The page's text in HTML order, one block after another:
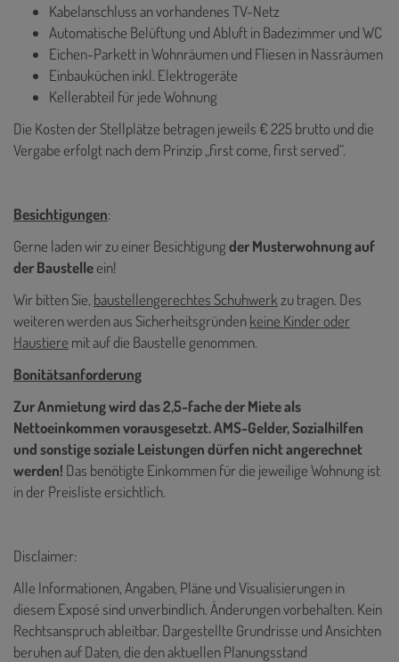
Kabelanschluss an vorhandenes TV-Netz
Automatische Belüftung und Abluft in Badezimmer und WC
Eichen-Parkett in Wohnräumen und Fliesen in Nassräumen
Einbauküchen inkl. Elektrogeräte
Kellerabteil für jede Wohnung
Die Kosten der Stellplätze betragen jeweils € 225 brutto und die
Vergabe erfolgt nach dem Prinzip „first come, first served“.
Besichtigungen:
Gerne laden wir zu einer Besichtigungder Musterwohnung auf
der Baustelleein!
Wir bitten Sie, baustellengerechtes Schuhwerkzu tragen. Des
weiteren werden aus Sicherheitsgründenkeine Kinder oder
Haustiere mit auf die Baustelle genommen.
Bonitätsanforderung
Zur Anmietung wird das 2,5-fache der Miete als
Nettoeinkommen vorausgesetzt. AMS-Gelder, Sozialhilfen
und sonstige soziale Leistungen dürfen nicht angerechnet
werden! Das benötigte Einkommen für die jeweilige Wohnung ist
in der Preisliste ersichtlich.
Disclaimer:
Alle Informationen, Angaben, Pläne und Visualisierungen in
diesem Exposé sind unverbindlich. Änderungen vorbehalten. Kein
Rechtsanspruch ableitbar. Dargestellte Grundrisse und Ansichten
beruhen auf Daten, die den aktuellen Planungsstand